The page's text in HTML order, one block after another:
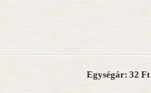
Egységár: 32 Ft